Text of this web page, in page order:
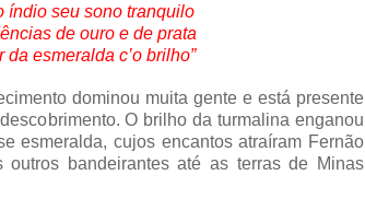
índio seu sono tranquilo
de ouro e de prata
da esmeralda c’o brilho”
dominou muita gente e está presente
O brilho da turmalina enganou
esmeralda, cujos encantos atraíram Fernão
outros bandeirantes até as terras de Minas